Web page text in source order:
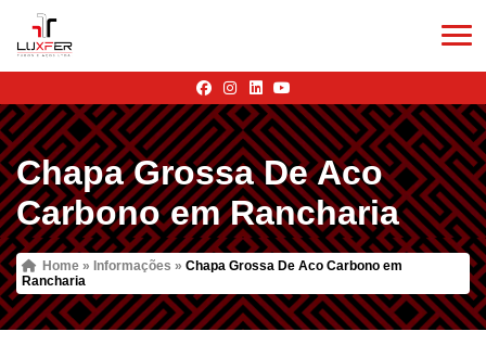
Chapa Grossa De Aco
Carbono em Rancharia
Home » Informações » Chapa Grossa De Aco Carbono em
Rancharia